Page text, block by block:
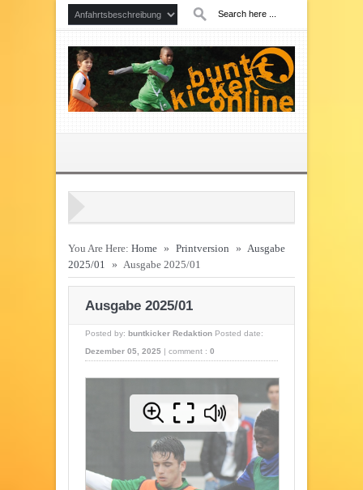
You Are Here: Home » Printversion » Ausgabe
2025/01 » Ausgabe 2025/01
Ausgabe 2025/01
Posted by: buntkicker Redaktion Posted date:
Dezember 05, 2025 | comment : 0